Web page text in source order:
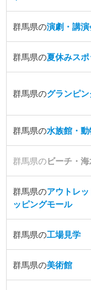
群馬県の演劇・講
群馬県の夏休みスポ
群馬県のグランピ
群馬県の水族館・
群馬県のビーチ・
群馬県のアウトレ
ッピングモール
群馬県の工場見学
群馬県の美術館